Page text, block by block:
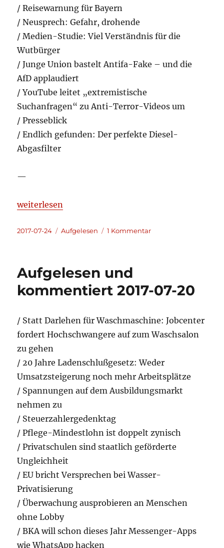
/ Reisewarnung für Bayern
/ Neusprech: Gefahr, drohende
/ Medien-Studie: Viel Verständnis für die
Wutbürger
/ Junge Union bastelt Antifa-Fake – und die
AfD applaudiert
/ YouTube leitet „extremistische
Suchanfragen“ zu Anti-Terror-Videos um
/ Presseblick
/ Endlich gefunden: Der perfekte Diesel-
Abgasfilter
—
„Aufgelesen und kommentiert 2017-07-24“
weiterlesen
Veröffentlicht
2017-07-24 Kategorien
Aufgelesen 1 Kommentarzu
24
Aufgelesen und
kommentiert 2017-07-20
/ Statt Darlehen für Waschmaschine: Jobcenter
fordert Hochschwangere auf zum Waschsalon
zu gehen
/ 20 Jahre Ladenschlußgesetz: Weder
Umsatzsteigerung noch mehr Arbeitsplätze
/ Spannungen auf dem Ausbildungsmarkt
nehmen zu
/ Steuerzahlergedenktag
/ Pflege-Mindestlohn ist doppelt zynisch
/ Privatschulen sind staatlich geförderte
Ungleichheit
/ EU bricht Versprechen bei Wasser-
Privatisierung
/ Überwachung ausprobieren an Menschen
ohne Lobby
/ BKA will schon dieses Jahr Messenger-Apps
wie WhatsApp hacken